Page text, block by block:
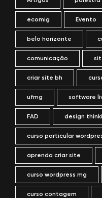
ecomig Evento
belo horizonte
comunicação
criar site bh
ufmg software
FAD design
curso particular
aprenda criar site
curso wordpress mg
curso contagem